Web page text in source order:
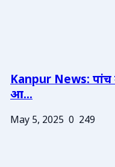
Kanpur News: पांच
आ...
May 5, 2025 0 249